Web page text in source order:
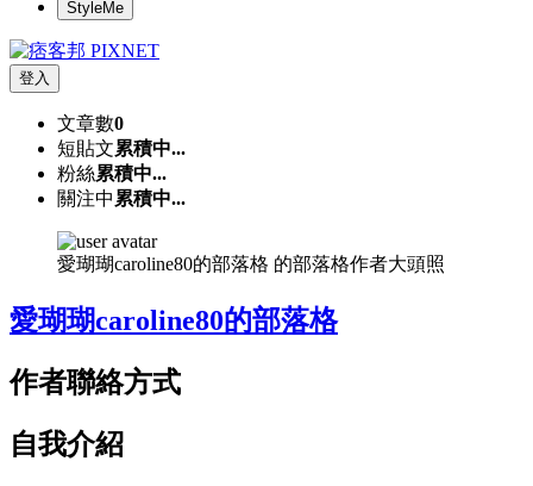
StyleMe
登入
文章數0
短貼文累積中...
粉絲累積中...
關注中 累積中...
愛瑚瑚caroline80的部落格 的部落格作者大頭照
愛瑚瑚caroline80的部落格
作者聯絡方式
自我介紹